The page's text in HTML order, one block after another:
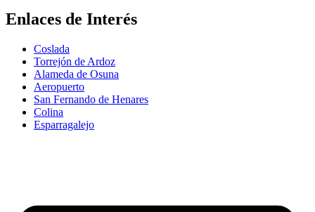
Enlaces de Interés
Coslada
Torrejón de Ardoz
Alameda de Osuna
Aeropuerto
San Fernando de Henares
Colina
Esparragalejo